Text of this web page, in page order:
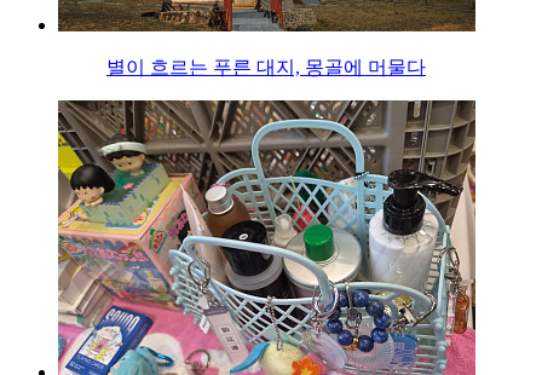
별이 흐르는 푸른 대지, 몽골에 머물다